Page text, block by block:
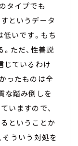
タイプでも
というデータ
低いです。もち
ただ、性善説
じているわけ
ったものは全
な踏み倒しを
いますので、
ということか
そういう対処を